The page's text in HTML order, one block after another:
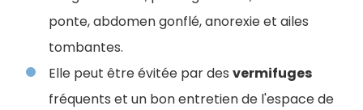
ponte, abdomen gonflé, anorexie et ailes
tombantes.
Elle peut être évitée par des vermifuges
fréquents et un bon entretien de l'espace de